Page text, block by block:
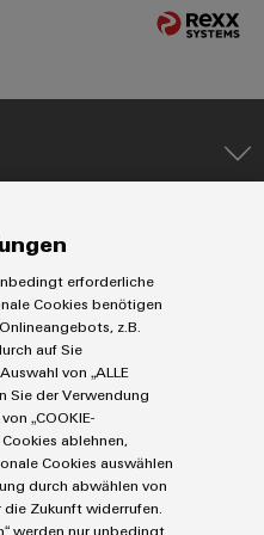
Chancen in der
Entwicklung
in unseren
erforderliche
Cookies benötigen
z.B.
auf Sie
von „ALLE
Sie der Verwendung
„COOKIE-
Cookies ablehnen,
Cookies auswählen
durch abwählen von
Zukunft widerrufen.
werden nur unbedingt